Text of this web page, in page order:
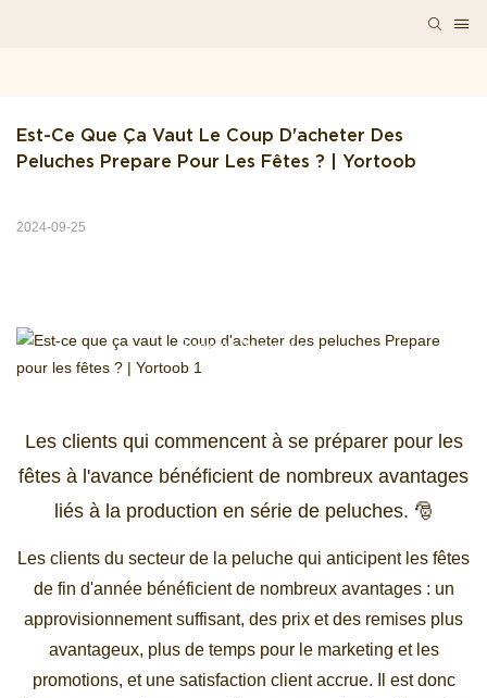
Est-Ce Que Ça Vaut Le Coup D'acheter Des
Peluches Prepare Pour Les Fêtes ? | Yortoob
2024-09-25
Bonjour le monde!
Les clients qui commencent à se préparer pour les
fêtes à l'avance bénéficient de nombreux avantages
liés à la production en série de peluches. 🎅
Les clients du secteur de la peluche qui anticipent les fêtes
de fin d'année bénéficient de nombreux avantages : un
approvisionnement suffisant, des prix et des remises plus
avantageux, plus de temps pour le marketing et les
promotions, et une satisfaction client accrue. Il est donc